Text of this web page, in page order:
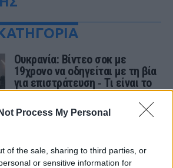
Process My Personal
of the sale, sharing to third parties, or
or sensitive information for
Ουκρανία: Βίντεο σοκ με
19χρονο να οδηγείται με τη βία
για επιστράτευση ‑ Τι είναι το
«busification»
ΣΉΜΕΡΑ
επαναφέρει τη συζήτηση για το λεγόμενο
«busification».